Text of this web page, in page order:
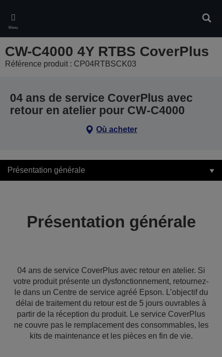
main
content
Menu
CW-C4000 4Y RTBS CoverPlus
Référence produit : CP04RTBSCK03
04 ans de service CoverPlus avec
retour en atelier pour CW-C4000
Où acheter
Présentation générale
Présentation générale
04 ans de service CoverPlus avec retour en atelier. Si
votre produit présente un dysfonctionnement, retournez-
le dans un Centre de service agréé Epson. L’objectif du
délai de traitement du retour est de 5 jours ouvrables à
partir de la réception du produit. Le service CoverPlus
ne couvre pas le remplacement des consommables, les
kits de maintenance et les pièces en fin de vie.